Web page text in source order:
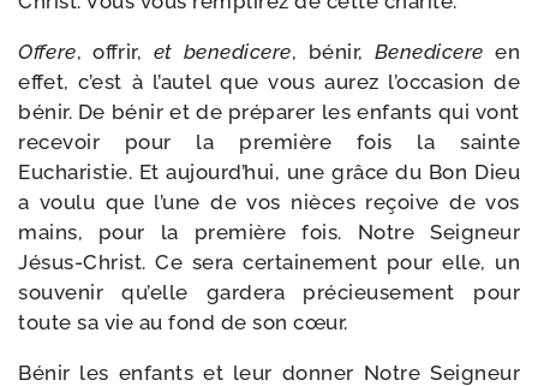
Offere, offrir, et bene­di­cere, bénir, Benedicere en
effet, c’est à l’autel que vous aurez l’occasion de
bénir. De bénir et de pré­pa­rer les enfants qui vont
rece­voir pour la pre­mière fois la sainte
Eucharistie. Et aujourd’hui, une grâce du Bon Dieu
a vou­lu que l’une de vos nièces reçoive de vos
mains, pour la pre­mière fois. Notre Seigneur
Jésus-​Christ. Ce sera cer­tai­ne­ment pour elle, un
sou­ve­nir qu’elle gar­de­ra pré­cieu­se­ment pour
toute sa vie au fond de son cœur.
Bénir les enfants et leur don­ner Notre Seigneur